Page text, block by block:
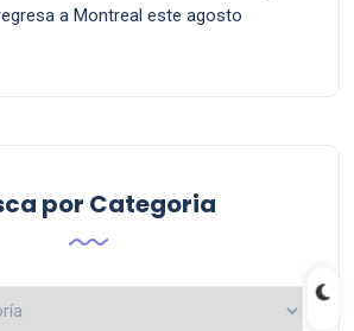
a Montreal este agosto
por Categoria